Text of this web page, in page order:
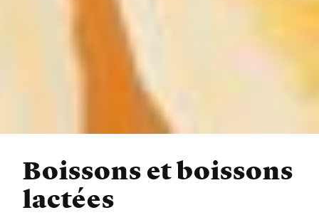
Boissons et boissons
lactées